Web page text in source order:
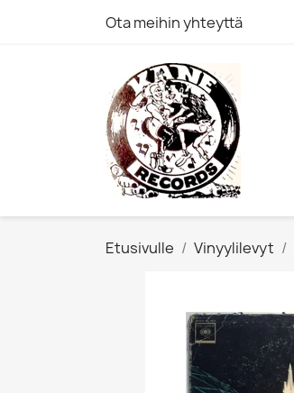
Ota meihin yhteyttä
Etusivulle Vinyylilevyt